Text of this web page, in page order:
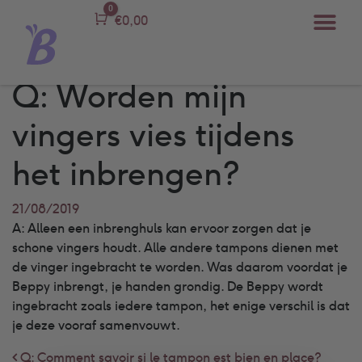
Carro
0
€0,00
Q: Worden mijn
vingers vies tijdens
het inbrengen?
21/08/2019
A: Alleen een inbrenghuls kan ervoor zorgen dat je
schone vingers houdt. Alle andere tampons dienen met
de vinger ingebracht te worden. Was daarom voordat je
Beppy inbrengt, je handen grondig. De Beppy wordt
ingebracht zoals iedere tampon, het enige verschil is dat
je deze vooraf samenvouwt.
Q: Comment savoir si le tampon est bien en place?